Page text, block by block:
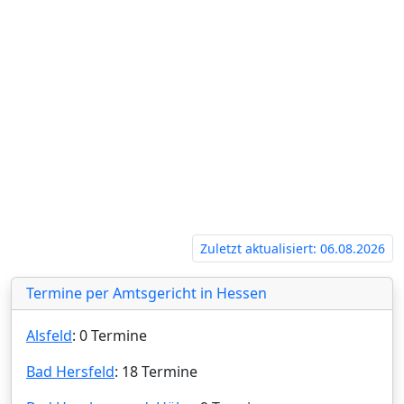
Zuletzt aktualisiert: 06.08.2026
Termine per Amtsgericht in Hessen
Alsfeld: 0 Termine
Bad Hersfeld: 18 Termine